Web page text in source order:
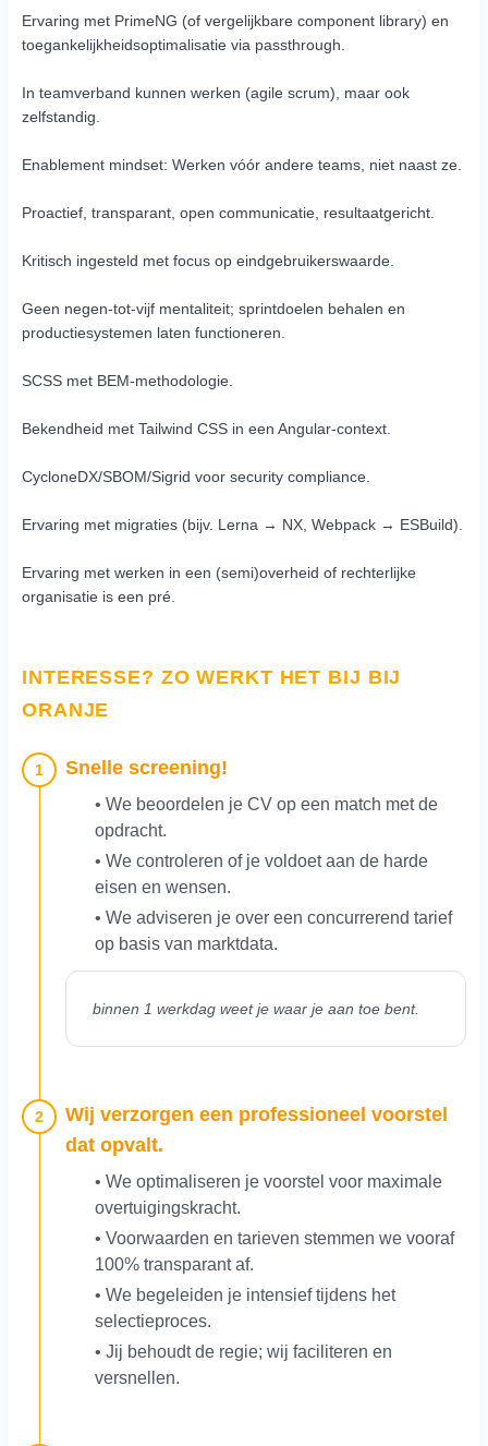
Ervaring met PrimeNG (of vergelijkbare component library) en
toegankelijkheidsoptimalisatie via passthrough.
In teamverband kunnen werken (agile scrum), maar ook
zelfstandig.
Enablement mindset: Werken vóór andere teams, niet naast ze.
Proactief, transparant, open communicatie, resultaatgericht.
Kritisch ingesteld met focus op eindgebruikerswaarde.
Geen negen-tot-vijf mentaliteit; sprintdoelen behalen en
productie­systemen laten functioneren.
SCSS met BEM-methodologie.
Bekendheid met Tailwind CSS in een Angular-context.
CycloneDX/SBOM/Sigrid voor security compliance.
Ervaring met migraties (bijv. Lerna → NX, Webpack → ESBuild).
Ervaring met werken in een (semi)overheid of rechterlijke
organisatie is een pré.
INTERESSE? ZO WERKT HET BIJ BIJ
ORANJE
1 Snelle screening!
• We beoordelen je CV op een match met de
opdracht.
• We controleren of je voldoet aan de harde
eisen en wensen.
• We adviseren je over een concurrerend tarief
op basis van marktdata.
binnen 1 werkdag weet je waar je aan toe bent.
2
Wij verzorgen een professioneel voorstel
dat opvalt.
• We optimaliseren je voorstel voor maximale
overtuigingskracht.
• Voorwaarden en tarieven stemmen we vooraf
100% transparant af.
• We begeleiden je intensief tijdens het
selectieproces.
• Jij behoudt de regie; wij faciliteren en
versnellen.